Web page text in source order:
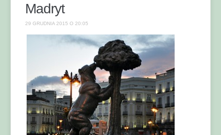
Madryt
29 GRUDNIA 2015 O 20:05